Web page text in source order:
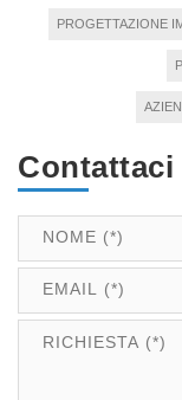
PROGETTAZIONE
Contattaci